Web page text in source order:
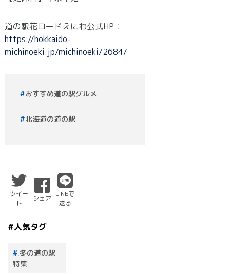
道の駅花ロードえにわ公式HP：
https://hokkaido-
michinoeki.jp/michinoeki/2684/
おすすめ道の駅グルメ
北海道の道の駅
ツイー
ト
シェア
LINEで
送る
#人気タグ
.冬の道の駅
特集